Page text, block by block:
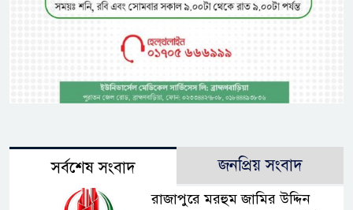
সর্বশেষ সংবাদ জনপ্রিয় সংবাদ
রাজাপুরে মরহুম জামির উদ্দিন